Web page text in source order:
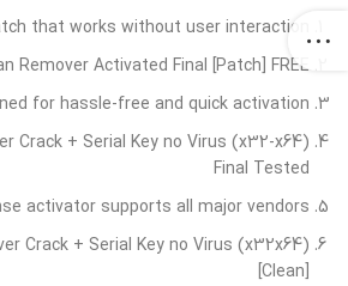
that works without user interaction
Remover Activated Final [Patch] FREE
for hassle-free and quick activation
Crack + Serial Key no Virus (x32-x64)
Final Tested
activator supports all major vendors
Crack + Serial Key no Virus (x32x64)
[Clean]